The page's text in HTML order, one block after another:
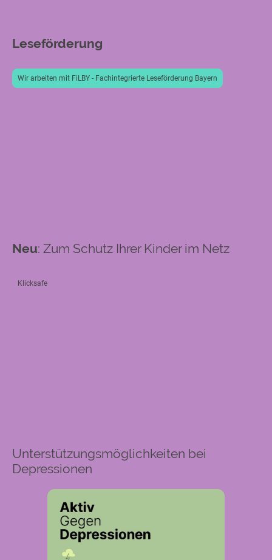
Leseförderung
Wir arbeiten mit FiLBY - Fachintegrierte Leseförderung Bayern
Neu: Zum Schutz Ihrer Kinder im Netz
Klicksafe
Unterstützungsmöglichkeiten bei
Depressionen